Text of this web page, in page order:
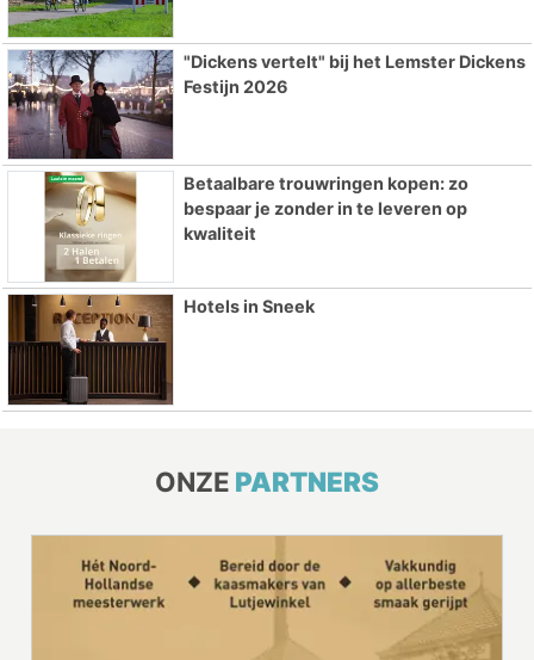
"Dickens vertelt" bij het Lemster Dickens
Festijn 2026
Betaalbare trouwringen kopen: zo
bespaar je zonder in te leveren op
kwaliteit
Hotels in Sneek
ONZE PARTNERS